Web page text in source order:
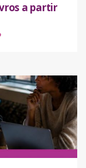
a partir